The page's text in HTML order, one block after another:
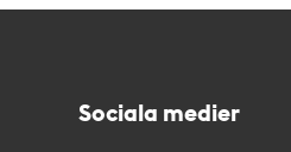
Sociala medier